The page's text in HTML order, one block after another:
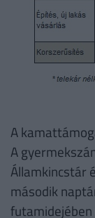
A
A
Államkincstár
második